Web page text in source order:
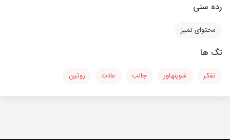
رده سنی
محتوای تمیز
تگ ها
تفکر شوپنهاور جالب عادت روتین